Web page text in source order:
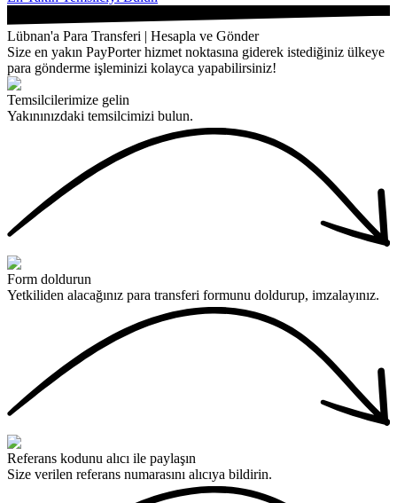
Lübnan'a Para Transferi | Hesapla ve Gönder
Size en yakın PayPorter hizmet noktasına giderek istediğiniz ülkeye
para gönderme işleminizi kolayca yapabilirsiniz!
Temsilcilerimize gelin
Yakınınızdaki temsilcimizi bulun.
Form doldurun
Yetkiliden alacağınız para transferi formunu doldurup, imzalayınız.
Referans kodunu alıcı ile paylaşın
Size verilen referans numarasını alıcıya bildirin.